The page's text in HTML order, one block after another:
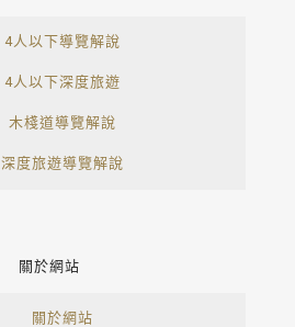
4人以下導覽解說
4人以下深度旅遊
木棧道導覽解說
深度旅遊導覽解說
關於網站
關於網站